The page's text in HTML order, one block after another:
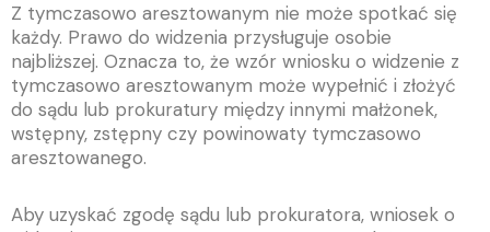
Z tymczasowo aresztowanym nie może spotkać się
każdy. Prawo do widzenia przysługuje osobie
najbliższej. Oznacza to, że wzór wniosku o widzenie z
tymczasowo aresztowanym może wypełnić i złożyć
do sądu lub prokuratury między innymi małżonek,
wstępny, zstępny czy powinowaty tymczasowo
aresztowanego.
Aby uzyskać zgodę sądu lub prokuratora, wniosek o